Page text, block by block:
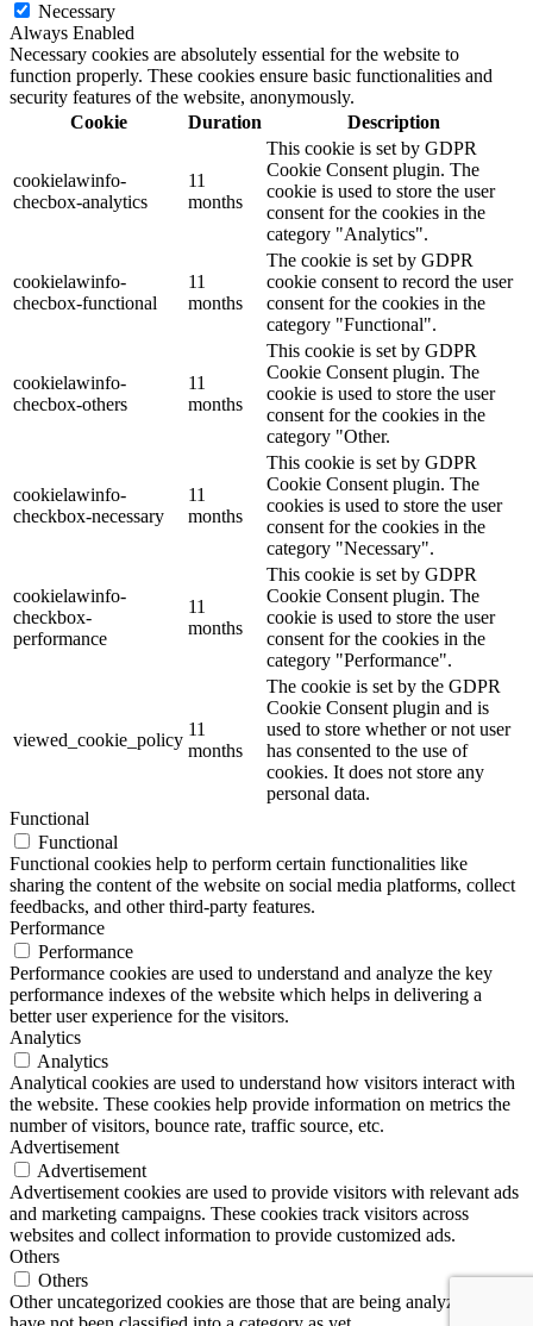
Necessary
Always Enabled
Necessary cookies are absolutely essential for the website to
function properly. These cookies ensure basic functionalities and
security features of the website, anonymously.
Cookie
Duration Description
cookielawinfo-
checbox-analytics
11
months
This cookie is set by GDPR
Cookie Consent plugin. The
cookie is used to store the user
consent for the cookies in the
category "Analytics".
cookielawinfo-
checbox-functional
11
months
The cookie is set by GDPR
cookie consent to record the user
consent for the cookies in the
category "Functional".
cookielawinfo-
checbox-others
11
months
This cookie is set by GDPR
Cookie Consent plugin. The
cookie is used to store the user
consent for the cookies in the
category "Other.
cookielawinfo-
checkbox-necessary
11
months
This cookie is set by GDPR
Cookie Consent plugin. The
cookies is used to store the user
consent for the cookies in the
category "Necessary".
cookielawinfo-
checkbox-
performance
11
months
This cookie is set by GDPR
Cookie Consent plugin. The
cookie is used to store the user
consent for the cookies in the
category "Performance".
viewed_cookie_policy
11
months
The cookie is set by the GDPR
Cookie Consent plugin and is
used to store whether or not user
has consented to the use of
cookies. It does not store any
personal data.
Functional
Functional
Functional cookies help to perform certain functionalities like
sharing the content of the website on social media platforms, collect
feedbacks, and other third-party features.
Performance
Performance
Performance cookies are used to understand and analyze the key
performance indexes of the website which helps in delivering a
better user experience for the visitors.
Analytics
Analytics
Analytical cookies are used to understand how visitors interact with
the website. These cookies help provide information on metrics the
number of visitors, bounce rate, traffic source, etc.
Advertisement
Advertisement
Advertisement cookies are used to provide visitors with relevant ads
and marketing campaigns. These cookies track visitors across
websites and collect information to provide customized ads.
Others
Others
Other uncategorized cookies are those that are being analyzed and